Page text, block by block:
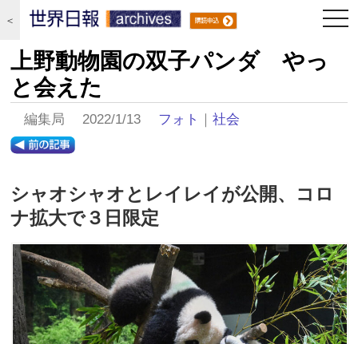
＜
上野動物園の双子パンダ やっ
と会えた
編集局 2022/1/13 フォト ｜社会
シャオシャオとレイレイが公開、コロ
ナ拡大で３日限定